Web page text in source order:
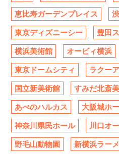
恵比寿ガーデンプレイス
東京ディズニーシー 豊田
横浜美術館 オービィ横浜
東京ドームシティ ラクー
国立新美術館 すみだ北斎
あべのハルカス 大阪城ホ
神奈川県民ホール 川口オ
野毛山動物園 新横浜ラー